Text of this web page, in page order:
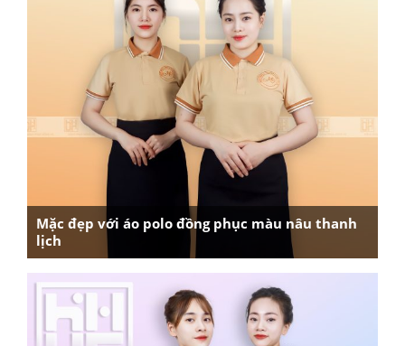
Mặc đẹp với áo polo đồng phục màu nâu thanh
lịch